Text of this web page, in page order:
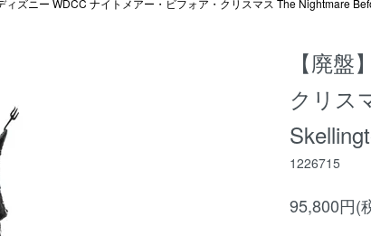
ィズニー WDCC ナイトメアー・ビフォア・クリスマス The Nightmare
【廃
クリス
1226715
95,800円(